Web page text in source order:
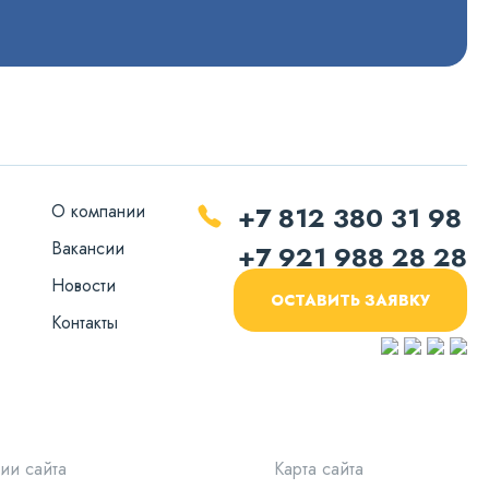
О компании
Вакансии
Новости
Контакты
+7 812 380 31 98
+7 921 988 28 28
ОСТАВИТЬ ЗАЯВКУ
сайта Карта сайта